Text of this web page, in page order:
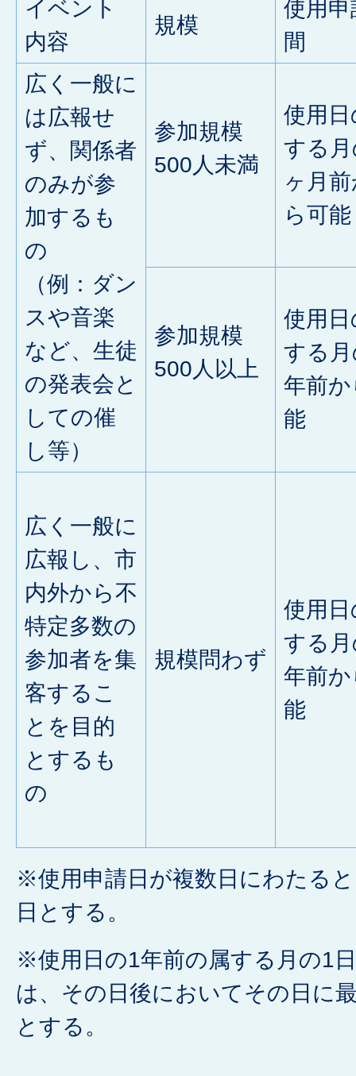
イベント
内容
規模
使用申
間
広く一般に
は広報せ
ず、関係者
のみが参
加するも
の
（例：ダン
スや音楽
など、生徒
の発表会と
しての催
し等）
参加規模
500人未満
使用
する
ヶ月
ら可能
参加規模
500人以上
使用
する
年前
能
広く一般に
広報し、市
内外から不
特定多数の
参加者を集
客するこ
とを目的
とするも
の
規模問わず
使用
する
年前
能
※使用申請日が複数日にわたる
日とする。
※使用日の1年前の属する月の1
は、その日後においてその日に
とする。